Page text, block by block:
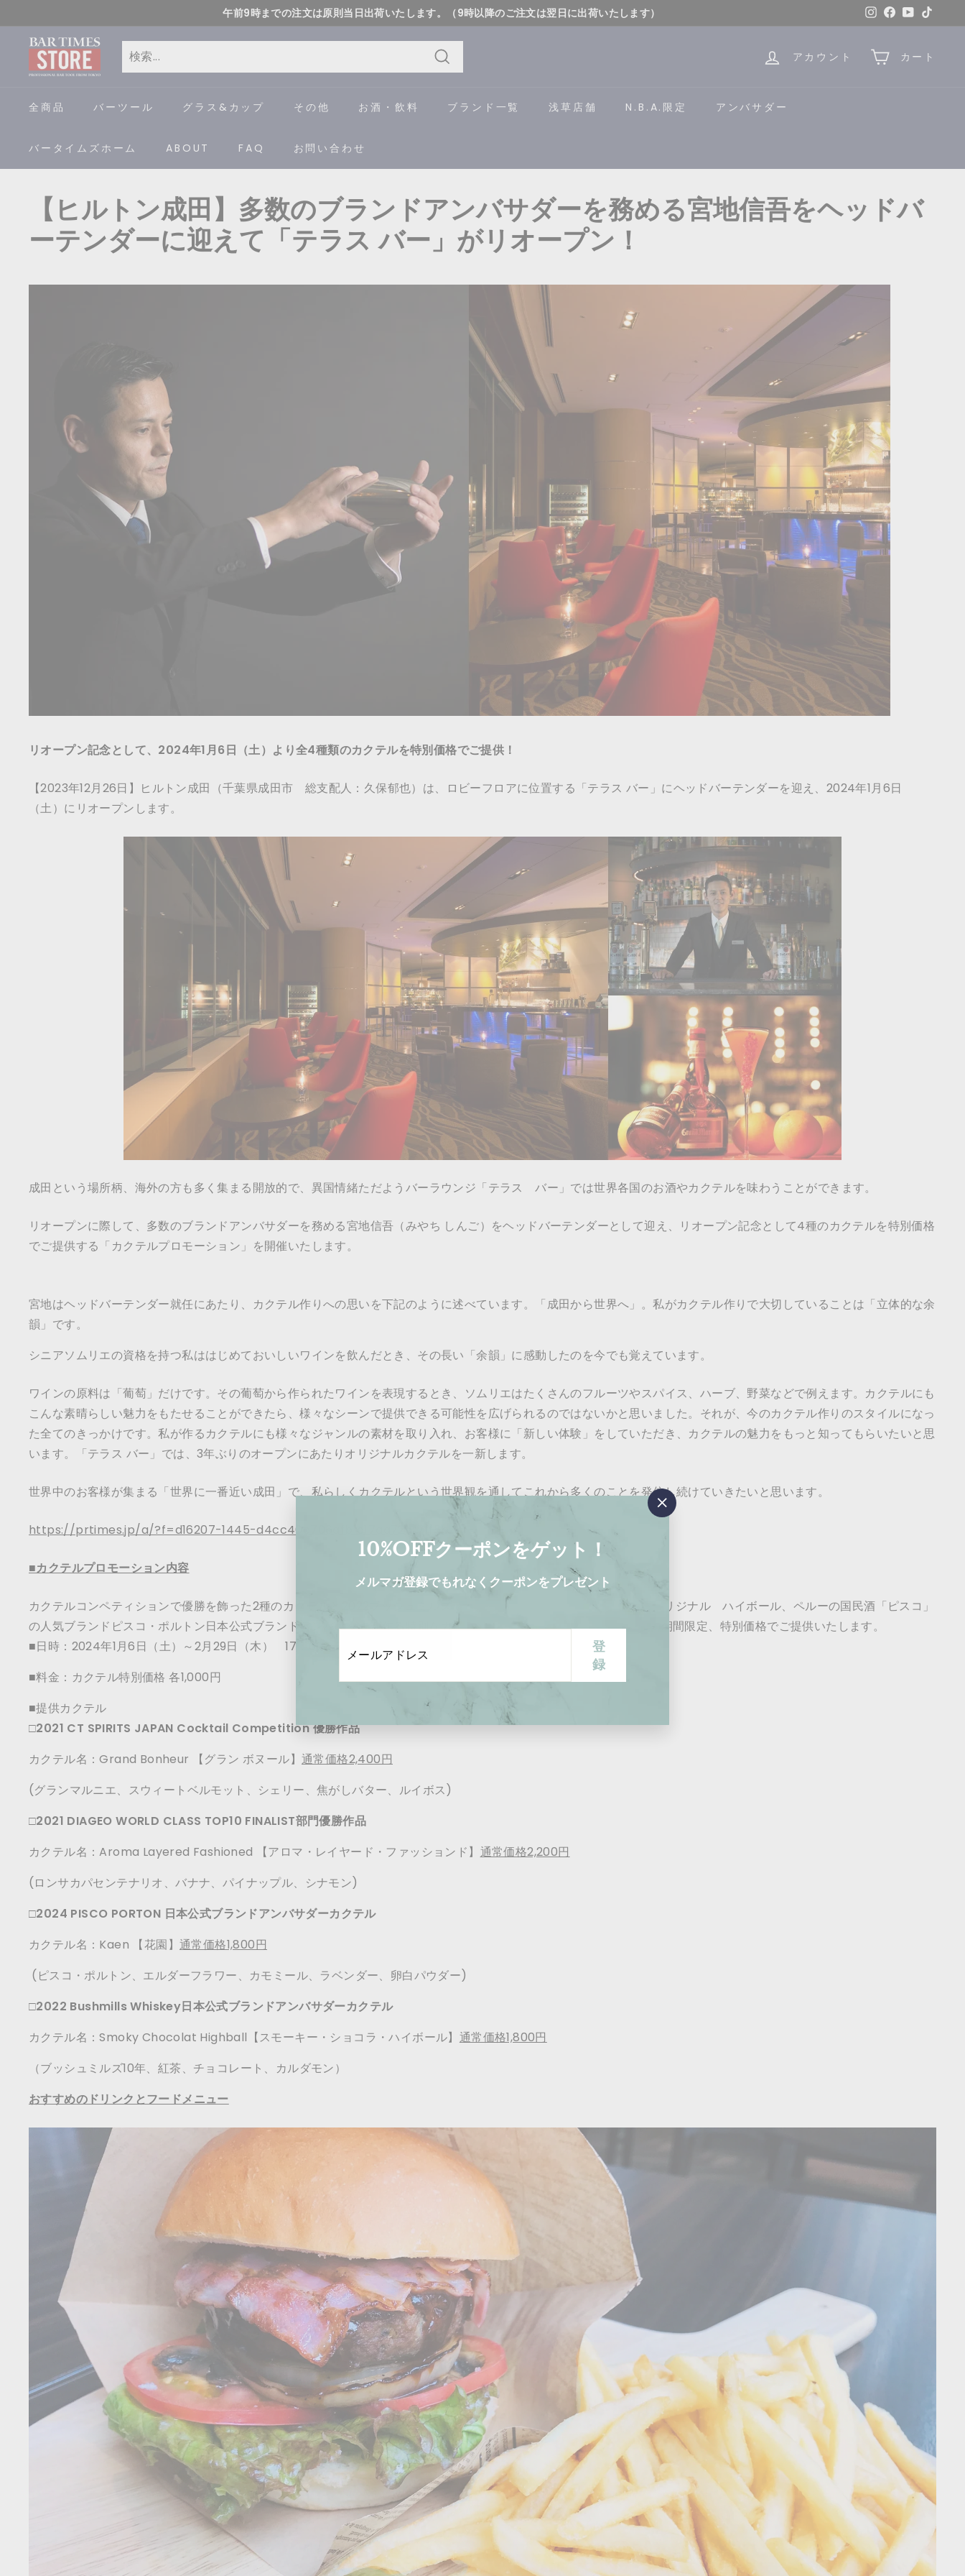
ン
ッ
ラ
イ
シ
を
時
停
止
午前9時までの注文は原則当日出荷いたします。（9時以降のご注文は翌日に出荷いたします） Instagram
Facebook
YouTube
B
A
R
T
I
M
E
索
じ
検
アカウント カート
全商品 バーツール グラス&カップ その他 お酒・飲料 ブランド一覧 浅草店舗 N.B.A.限定 アンバサダー
バータイムズホーム ABOUT FAQ お問い合わせ
10%OFFクーポンをゲット！
メルマガ登録でもれなくクーポンをプレゼント
ー
ル
ド
ス
録
登
録
"閉
【ヒルトン成田】多数のブランドアンバサダーを務める宮地信吾をヘッドバ
ーテンダーに迎えて「テラス バー」がリオープン！
リオープン記念として、2024年1月6日（土）より全4種類のカクテルを特別価格でご提供！
【2023年12月26日】ヒルトン成田（千葉県成田市 総支配人：久保郁也）は、ロビーフロアに位置する「テラス バー」にヘッドバーテンダーを迎え、2024年1月6日
（土）にリオープンします。
成田という場所柄、海外の方も多く集まる開放的で、異国情緒ただようバーラウンジ「テラス バー」では世界各国のお酒やカクテルを味わうことができます。
リオープンに際して、多数のブランドアンバサダーを務める宮地信吾（みやち しんご）をヘッドバーテンダーとして迎え、リオープン記念として4種のカクテルを特別価格
でご提供する「カクテルプロモーション」を開催いたします。
宮地はヘッドバーテンダー就任にあたり、カクテル作りへの思いを下記のように述べています。「成田から世界へ」。私がカクテル作りで大切していることは「立体的な余
韻」です。
シニアソムリエの資格を持つ私ははじめておいしいワインを飲んだとき、その長い「余韻」に感動したのを今でも覚えています。
ワインの原料は「葡萄」だけです。その葡萄から作られたワインを表現するとき、ソムリエはたくさんのフルーツやスパイス、ハーブ、野菜などで例えます。カクテルにも
こんな素晴らしい魅力をもたせることができたら、様々なシーンで提供できる可能性を広げられるのではないかと思いました。それが、今のカクテル作りのスタイルになっ
た全てのきっかけです。私が作るカクテルにも様々なジャンルの素材を取り入れ、お客様に「新しい体験」をしていただき、カクテルの魅力をもっと知ってもらいたいと思
います。「テラス バー」では、3年ぶりのオープンにあたりオリジナルカクテルを一新します。
世界中のお客様が集まる「世界に一番近い成田」で、私らしくカクテルという世界観を通してこれから多くのことを発信し続けていきたいと思います。
https://prtimes.jp/a/?f=d16207-1445-d4cc40c706afb1c17aa72af7ff5b48a8.pdf
■カクテルプロモーション内容
カクテルコンペティションで優勝を飾った2種のカクテルと2022ブッシュミルズ日本公式ブランドアンバサダーが作るオリジナル ハイボール、ペルーの国民酒「ピスコ」
の人気ブランドピスコ・ポルトン日本公式ブランドアンバサダーが作る特別なカクテル、全4種をリオープン記念として期間限定、特別価格でご提供いたします。
■日時：2024年1月6日（土）～2月29日（木） 17：00～23：30
■料金：カクテル特別価格 各1,000円
■提供カクテル
□2021 CT SPIRITS JAPAN Cocktail Competition 優勝作品
カクテル名：Grand Bonheur 【グラン ボヌール】 通常価格2,400円
(グランマルニエ、スウィートベルモット、シェリー、焦がしバター、ルイボス)
□2021 DIAGEO WORLD CLASS TOP10 FINALIST部門優勝作品
カクテル名：Aroma Layered Fashioned 【アロマ・レイヤード・ファッションド】 通常価格2,200円
(ロンサカパセンテナリオ、バナナ、パイナップル、シナモン)
□2024 PISCO PORTON 日本公式ブランドアンバサダーカクテル
カクテル名：Kaen 【花園】 通常価格1,800円
(ピスコ・ポルトン、エルダーフラワー、カモミール、ラベンダー、卵白パウダー)
□2022 Bushmills Whiskey日本公式ブランドアンバサダーカクテル
カクテル名：Smoky Chocolat Highball【スモーキー・ショコラ・ハイボール】 通常価格1,800円
（ブッシュミルズ10年、紅茶、チョコレート、カルダモン）
おすすめのドリンクとフードメニュー